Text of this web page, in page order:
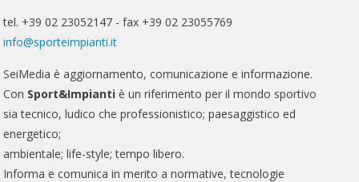
tel. +39 02 23052147 - fax +39 02 23055769
info@sporteimpianti.it
SeiMedia è aggiornamento, comunicazione e informazione.
Con Sport&Impianti è un riferimento per il mondo sportivo
sia tecnico, ludico che professionistico; paesaggistico ed
energetico;
ambientale; life-style; tempo libero.
Informa e comunica in merito a normative, tecnologie